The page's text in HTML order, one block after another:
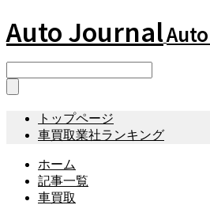
Auto Journal
トップページ
車買取業社ランキング
ホーム
記事一覧
車買取